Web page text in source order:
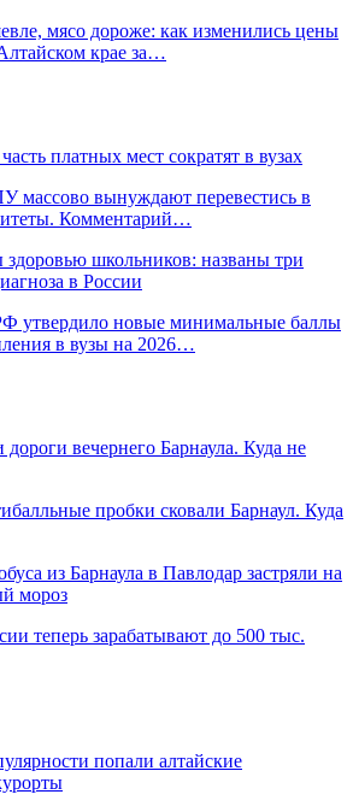
мясо дороже: как изменились цены
крае за…
платных мест сократят в вузах
массово вынуждают перевестись в
Комментарий…
здоровью школьников: названы три
в России
утвердило новые минимальные баллы
в вузы на 2026…
вечернего Барнаула. Куда не
пробки сковали Барнаул. Куда
из Барнаула в Павлодар застряли на
мороз
теперь зарабатывают до 500 тыс.
попали алтайские